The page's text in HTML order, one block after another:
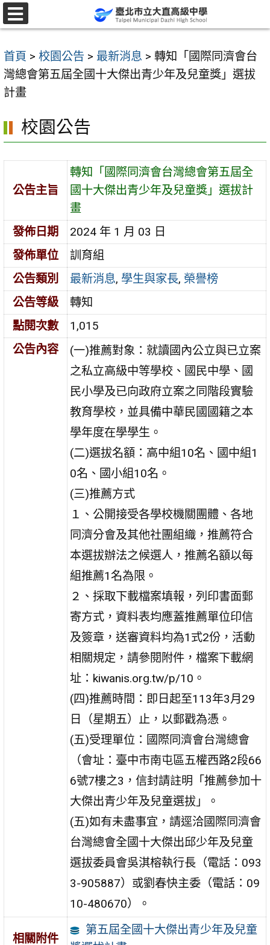
跳
至
要
內
容
首頁 > 校園公告 > 最新消息 > 轉知「國際同濟會台
灣總會第五屆全國十大傑出青少年及兒童獎」選拔
計畫
校園公告
公告主旨
轉知「國際同濟會台灣總會第五屆全
國十大傑出青少年及兒童獎」選拔計
畫
發佈日期
2024 年 1 月 03 日
發佈單位
訓育組
公告類別
最新消息, 學生與家長, 榮譽榜
公告等級
轉知
點閱次數
1,015
公告內容
(一)推薦對象：就讀國內公立與已立案
之私立高級中等學校、國民中學、國
民小學及已向政府立案之同階段實驗
教育學校，並具備中華民國國籍之本
學年度在學學生。
(二)選拔名額：高中組10名、國中組1
0名、國小組10名。
(三)推薦方式
１、公開接受各學校機關團體、各地
同濟分會及其他社團組織，推薦符合
本選拔辦法之候選人，推薦名額以每
組推薦1名為限。
２、採取下載檔案填報，列印書面郵
寄方式，資料表均應蓋推薦單位印信
及簽章，送審資料均為1式2份，活動
相關規定，請參閱附件，檔案下載網
址：kiwanis.org.tw/p/10。
(四)推薦時間：即日起至113年3月29
日（星期五）止，以郵戳為憑。
(五)受理單位：國際同濟會台灣總會
（會址：臺中市南屯區五權西路2段66
6號7樓之3，信封請註明「推薦參加十
大傑出青少年及兒童選拔」。
(五)如有未盡事宜，請逕洽國際同濟會
台灣總會全國十大傑出邱少年及兒童
選拔委員會吳淇榕執行長（電話：093
3-905887）或劉春快主委（電話：09
10-480670）。
相關附件
第五屆全國十大傑出青少年及兒童
選
單